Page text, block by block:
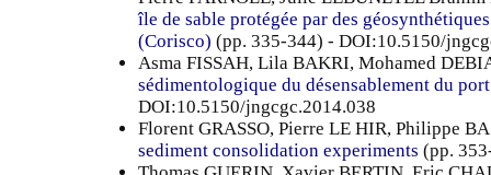
île de sable protégée par des
(Corisco) (pp. 335-344) - DOI:10.5150/
Asma FISSAH, Lila BAKRI, Mohamed
sédimentologique du désensablement du
DOI:10.5150/jngcgc.2014.038
Florent GRASSO, Pierre LE HIR, Philippe
sediment consolidation experiments (pp.